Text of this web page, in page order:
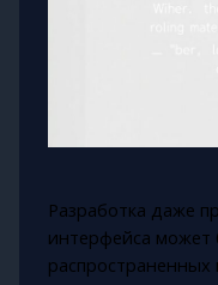
Разработка даже
интерфейса может